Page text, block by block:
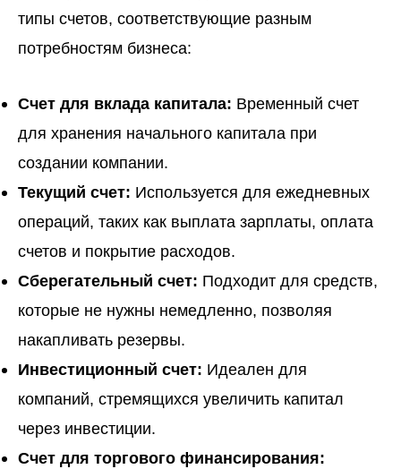
типы счетов, соответствующие разным
потребностям бизнеса:
Счет для вклада капитала: Временный счет
для хранения начального капитала при
создании компании.
Текущий счет: Используется для ежедневных
операций, таких как выплата зарплаты, оплата
счетов и покрытие расходов.
Сберегательный счет: Подходит для средств,
которые не нужны немедленно, позволяя
накапливать резервы.
Инвестиционный счет: Идеален для
компаний, стремящихся увеличить капитал
через инвестиции.
Счет для торгового финансирования: